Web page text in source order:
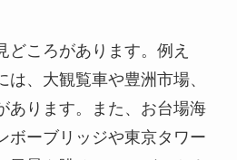
どころがあります。例え
、大観覧車や豊洲市場、
あります。また、お台場海
ボーブリッジや東京タワー